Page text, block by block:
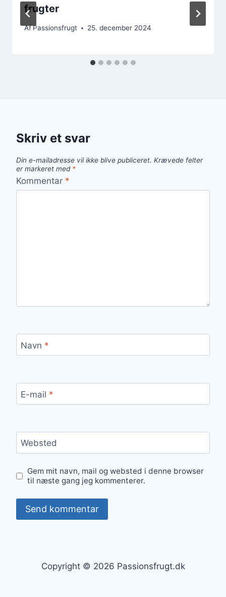
frugter
AfPassionsfrugt 25. december 2024
Skriv et svar
Din e-mailadresse vil ikke blive publiceret. Krævede felter
er markeret med *
Kommentar *
Navn *
E-mail *
Websted
Gem mit navn, mail og websted i denne browser
til næste gang jeg kommenterer.
Copyright © 2026 Passionsfrugt.dk